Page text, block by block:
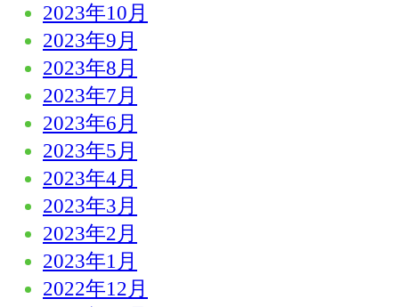
2023年10月
2023年9月
2023年8月
2023年7月
2023年6月
2023年5月
2023年4月
2023年3月
2023年2月
2023年1月
2022年12月